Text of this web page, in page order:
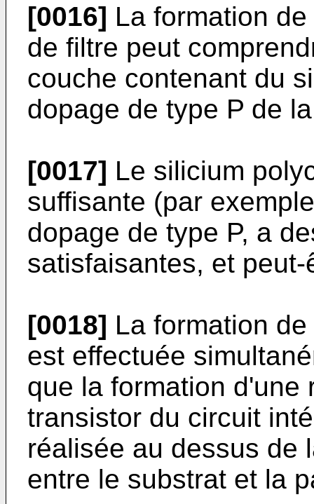
[0016] La formation
de filtre peut
couche contenant du
dopage de type P de
[0017] Le silicium
suffisante (par
dopage de type P, a
satisfaisantes, et
[0018] La formation
est effectuée
que la formation d'une
transistor du circuit
réalisée au dessus de
entre le substrat et la